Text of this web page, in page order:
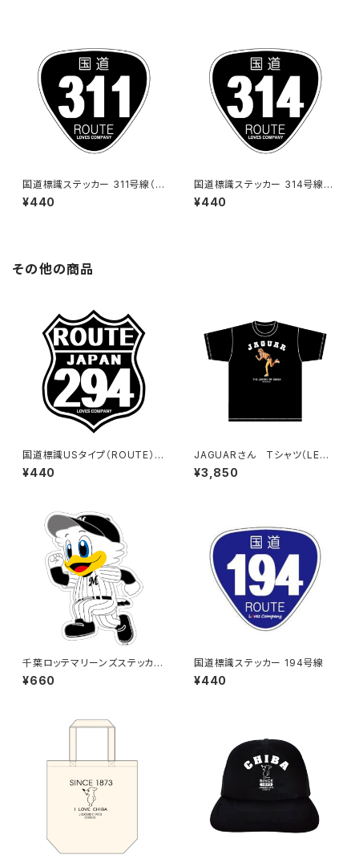
国道標識ステッカー 311号線（ブ
ラック）
¥440
国道標識ステッカー 314号線
（ブラック）
¥440
その他の商品
国道標識USタイプ（ROUTE）ス
テッカー 294号線（ブラック）
¥440
JAGUARさん Tシャツ（LEGE
ND-B）Black
¥3,850
千葉ロッテマリーンズステッカー
14（大）
¥660
国道標識ステッカー 194号線
¥440